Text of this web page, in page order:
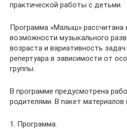
практической работы с детьми.
Программа «Малыш» рассчитана
возможности музы­кального
возраста и вариативность
репертуара в зависимости от
группы.
В программе предусмотрена
родителями. В пакет материалов
1. Программа.